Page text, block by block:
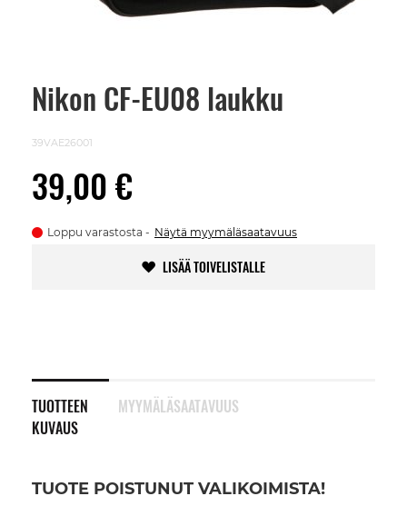
Nikon CF-EU08 laukku
39VAE26001
39,00 €
Loppu varastosta Näytä myymäläsaatavuus
LISÄÄ TOIVELISTALLE
TUOTTEEN
KUVAUS
TUOTE POISTUNUT VALIKOIMISTA!
MYYMÄLÄSAATAVUUS
Skip
images
gallery